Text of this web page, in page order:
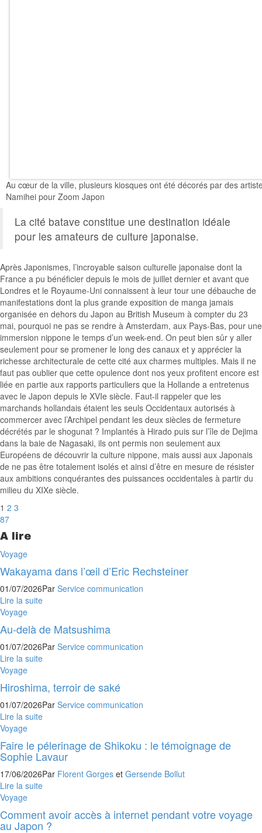
Au cœur de la ville, plusieurs kiosques ont été décorés par des
Namihei pour Zoom Japon
La cité batave constitue une destination idéale
pour les amateurs de culture japonaise.
Après Japonismes, l’incroyable saison culturelle japonaise dont la
France a pu bénéficier depuis le mois de juillet dernier et avant que
Londres et le Royaume-Uni connaissent à leur tour une débauche de
manifestations dont la plus grande exposition de manga jamais
organisée en dehors du Japon au British Museum à compter du 23
mai, pourquoi ne pas se rendre à Amsterdam, aux Pays-Bas, pour une
immersion nippone le temps d’un week-end. On peut bien sûr y aller
seulement pour se promener le long des canaux et y apprécier la
richesse architecturale de cette cité aux charmes multiples. Mais il ne
faut pas oublier que cette opulence dont nos yeux profitent encore est
liée en partie aux rapports particuliers que la Hollande a entretenus
avec le Japon depuis le XVIe siècle. Faut-il rappeler que les
marchands hollandais étaient les seuls Occidentaux autorisés à
commercer avec l’Archipel pendant les deux siècles de fermeture
décrétés par le shogunat ? Implantés à Hirado puis sur l’île de Dejima
dans la baie de Nagasaki, ils ont permis non seulement aux
Européens de découvrir la culture nippone, mais aussi aux Japonais
de ne pas être totalement isolés et ainsi d’être en mesure de résister
aux ambitions conquérantes des puissances occidentales à partir du
milieu du XIXe siècle.
1 2 3
87
A lire
Voyage
Wakayama dans l’œil d’Eric Rechsteiner
01/07/2026Par Service communication
Lire la suite
Voyage
Au-delà de Matsushima
01/07/2026Par Service communication
Lire la suite
Voyage
Hiroshima, terroir de saké
01/07/2026Par Service communication
Lire la suite
Voyage
Faire le pélerinage de Shikoku : le témoignage de
Sophie Lavaur
17/06/2026Par Florent Gorges et Gersende Bollut
Lire la suite
Voyage
Comment avoir accès à internet pendant votre voyage
au Japon ?